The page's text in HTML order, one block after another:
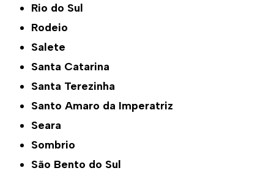
Rio do Sul
Rodeio
Salete
Santa Catarina
Santa Terezinha
Santo Amaro da Imperatriz
Seara
Sombrio
São Bento do Sul